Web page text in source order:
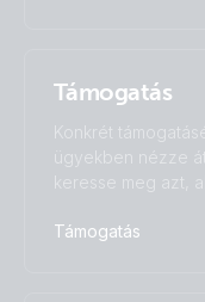
Támogatás
Konkrét
ügyekben nézze
keresse meg azt,
Támogatás